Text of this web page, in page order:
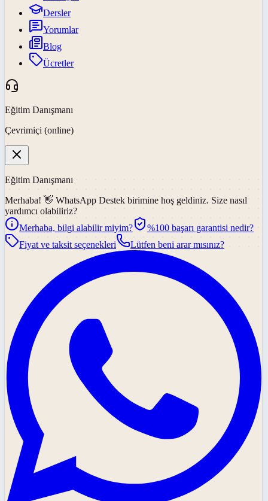
Dersler
Yorumlar
Blog
Ücretler
Eğitim Danışmanı
Çevrimiçi (online)
Eğitim Danışmanı
Merhaba! 👋 WhatsApp Destek birimine hoş geldiniz. Size nasıl
yardımcı olabiliriz?
Merhaba, bilgi alabilir miyim?
%100 başarı garantisi nedir?
Fiyat ve taksit seçenekleri
Lütfen beni arar mısınız?